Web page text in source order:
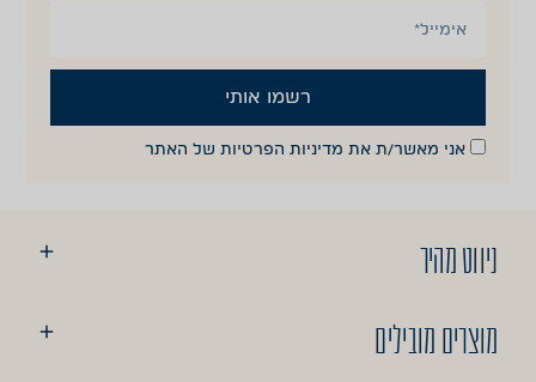
אני מאשר/ת את מדיניות הפרטיות של האתר
רשמו אותי
ניווט מהיר
מוצרים מובילים